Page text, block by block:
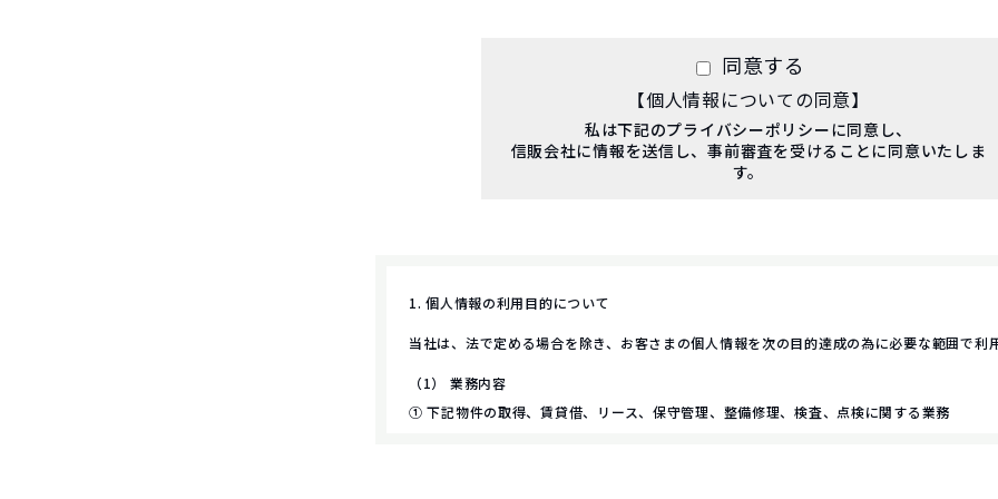
同意する
【個人情報についての同意】
私は下記のプライバシーポリシーに同意し、
信販会社に情報を送信し、事前審査を受けることに同意いたしま
す。
1. 個人情報の利用目的について
当社は、法で定める場合を除き、お客さまの個人情報を次の目的達成の為に必要な範囲で利
（1） 業務内容
① 下記物件の取得、賃貸借、リース、保守管理、整備修理、検査、点検に関する業務